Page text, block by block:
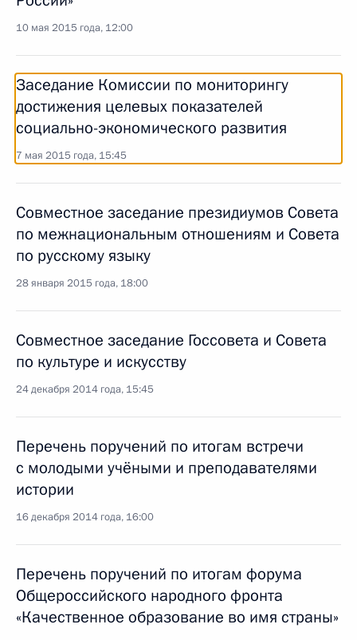
10 мая 2015 года, 12:00
Заседание Комиссии по мониторингу
достижения целевых показателей
социально-экономического развития
7 мая 2015 года, 15:45
Совместное заседание президиумов Совета
по межнациональным отношениям и Совета
по русскому языку
28 января 2015 года, 18:00
Совместное заседание Госсовета и Совета
по культуре и искусству
24 декабря 2014 года, 15:45
Перечень поручений по итогам встречи
с молодыми учёными и преподавателями
истории
16 декабря 2014 года, 16:00
Перечень поручений по итогам форума
Общероссийского народного фронта
«Качественное образование во имя страны»